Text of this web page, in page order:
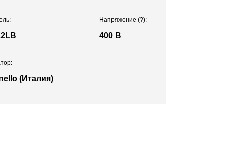
Напряжение(?):
400 В
(Италия)